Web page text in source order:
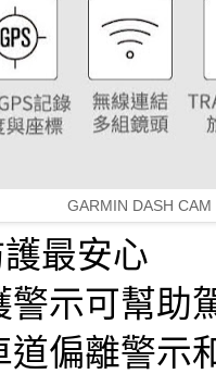
GARMIN DASH
最安心
警示可幫助
偏離警示